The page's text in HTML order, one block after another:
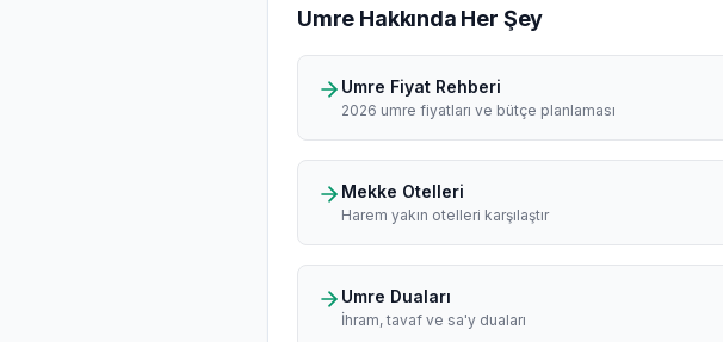
Umre Hakkında Her Şey
Umre Fiyat Rehberi
2026 umre fiyatları ve bütçe planlaması
Mekke Otelleri
Harem yakın otelleri karşılaştır
Umre Duaları
İhram, tavaf ve sa'y duaları